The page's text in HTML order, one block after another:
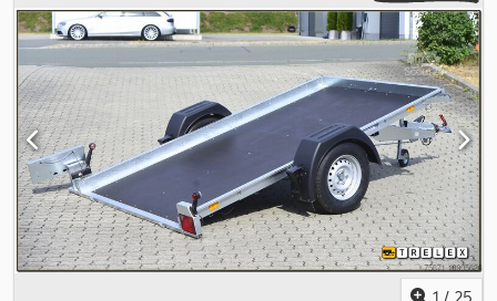
down and removable rear wall - With durable, high-quality
corrosion protection - Side panels made of steel sheet with
Galvalume (aluminum-zinc coating), single-wall - STEMA safety
latch with red soft-grip handle - Solid front wall - 35 cm high
Mounting options for tarpaulins and nets - Pre-installed
attachment buttons to secure tarpaulins and nets Chassis and
frame - Safety chassis with tipping drawbar - Coupling hitch with
safety indicator - Partially hot-dip galvanized - Bolted chassis -
Plastic scratch protection on coupling hitch Loading platform
and floor - Continuous, slip-resistant, and waterproof phenolic
plywood floor - 9 mm thick Lighting system - Modern
multifunctional lighting - With rear fog light - 13-pin plug Wheels
and axles - Robust rubber torsion axle - Maintenance-free